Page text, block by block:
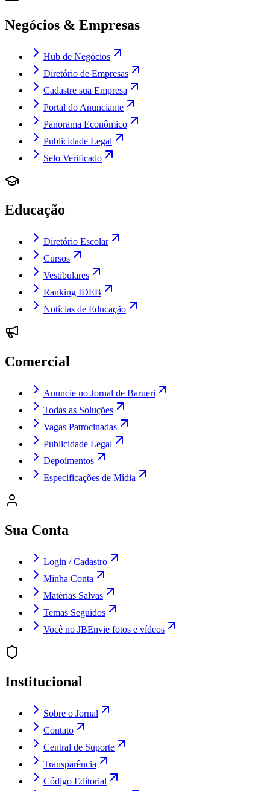
Negócios & Empresas
Hub de Negócios
Diretório de Empresas
Cadastre sua Empresa
Portal do Anunciante
Panorama Econômico
Publicidade Legal
Selo Verificado
Educação
Diretório Escolar
Cursos
Vestibulares
Ranking IDEB
Notícias de Educação
Comercial
Anuncie no Jornal de Barueri
Todas as Soluções
Vagas Patrocinadas
Publicidade Legal
Depoimentos
Especificações de Mídia
Sua Conta
Login / Cadastro
Minha Conta
Matérias Salvas
Temas Seguidos
Você no JBEnvie fotos e vídeos
Institucional
Sobre o Jornal
Contato
Central de Suporte
Transparência
Código Editorial